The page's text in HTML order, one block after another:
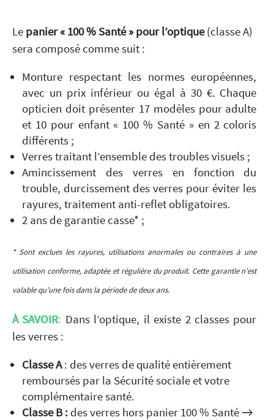
Le panier « 100 % Santé » pour l’optique(classe A)
sera composé comme suit :
Monture respectant les normes européennes,
avec un prix inférieur ou égal à 30 €. Chaque
opticien doit présenter 17 modèles pour adulte
et 10 pour enfant « 100 % Santé » en 2 coloris
différents ;
Verres traitant l’ensemble des troubles visuels ;
Amincissement des verres en fonction du
trouble, durcissement des verres pour éviter les
rayures, traitement anti-reflet obligatoires.
2 ans de garantie casse* ;
* Sont exclues les rayures, utilisations anormales ou contraires à une
utilisation conforme, adaptée et régulière du produit. Cette garantie n’est
valable qu’une fois dans la période de deux ans.
À SAVOIR: Dans l’optique, il existe 2 classes pour
les verres :
Classe A: des verres de qualité entièrement
remboursés par la Sécurité sociale et votre
complémentaire santé.
Classe B : des verres hors panier 100 % Santé →